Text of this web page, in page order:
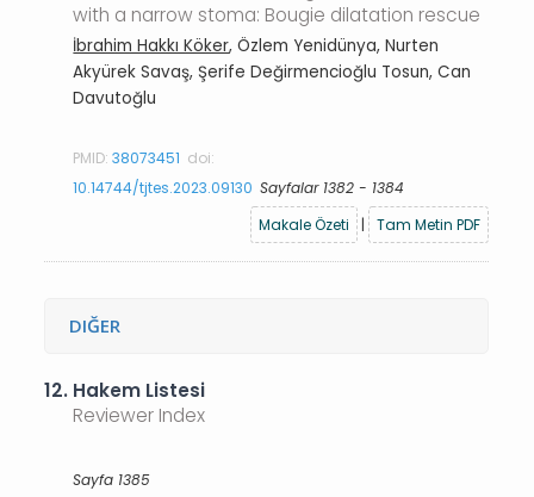
with a narrow stoma: Bougie dilatation rescue
İbrahim Hakkı Köker, Özlem Yenidünya, Nurten
Akyürek Savaş, Şerife Değirmencioğlu Tosun, Can
Davutoğlu
PMID:38073451 doi:
10.14744/tjtes.2023.09130 Sayfalar 1382 - 1384
Makale Özeti
| Tam Metin PDF
DIĞER
12. Hakem Listesi
Reviewer Index
Sayfa 1385